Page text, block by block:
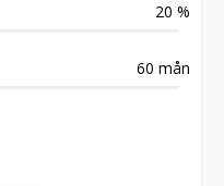
bilar
punkter
20 %
60 mån